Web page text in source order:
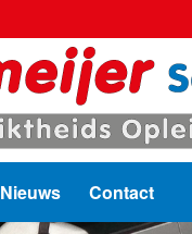
Nieuws Contact